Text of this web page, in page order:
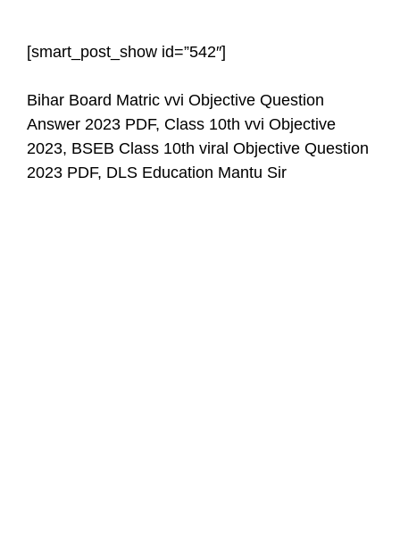
[smart_post_show id=”542″]
Bihar Board Matric vvi Objective Question
Answer 2023 PDF, Class 10th vvi Objective
2023, BSEB Class 10th viral Objective Question
2023 PDF, DLS Education Mantu Sir